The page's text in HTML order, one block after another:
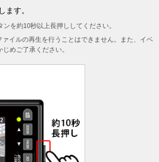
ます。
を約10秒以上長押ししてください。
イルの再生を行うことはできません。また、イベ
めご了承ください。